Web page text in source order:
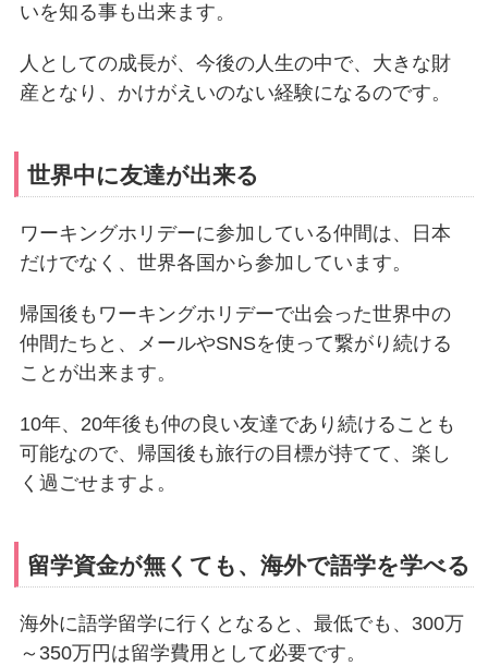
いを知る事も出来ます。
人としての成長が、今後の人生の中で、大きな財
産となり、かけがえいのない経験になるのです。
世界中に友達が出来る
ワーキングホリデーに参加している仲間は、日本
だけでなく、世界各国から参加しています。
帰国後もワーキングホリデーで出会った世界中の
仲間たちと、メールやSNSを使って繋がり続ける
ことが出来ます。
10年、20年後も仲の良い友達であり続けることも
可能なので、帰国後も旅行の目標が持てて、楽し
く過ごせますよ。
留学資金が無くても、海外で語学を学べる
海外に語学留学に行くとなると、最低でも、300万
～350万円は留学費用として必要です。